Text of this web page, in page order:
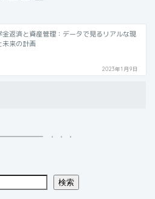
金返済と資産管理：データで見るリアルな現
未来の計画
2023年1月9日
検索